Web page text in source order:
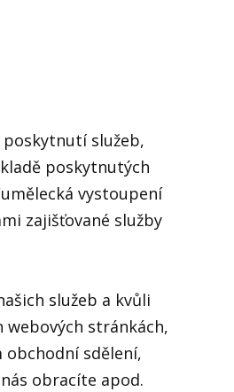
poskytnutí služeb,
poskytnutých
vystoupení
zajišťované služby
služeb a kvůli
webových stránkách,
obchodní sdělení,
obracíte apod.